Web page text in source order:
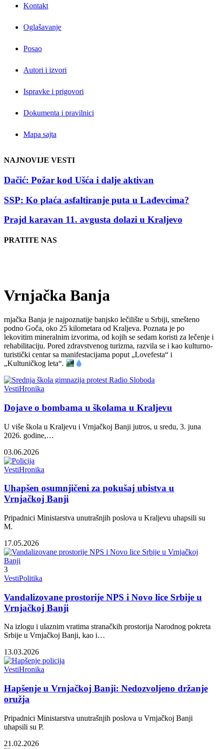
Kontakt
Oglašavanje
Posao
Autori i izvori
Ispravke i prigovori
Dokumenta i pravilnici
Mapa sajta
NAJNOVIJE VESTI
Dačić: Požar kod Ušća i dalje aktivan
SSP: Ko plaća asfaltiranje puta u Lađevcima?
Prajd karavan 11. avgusta dolazi u Kraljevo
PRATITE NAS
Vrnjačka Banja
rnjačka Banja je najpoznatije banjsko lečilište u Srbiji, smešteno
podno Goča, oko 25 kilometara od Kraljeva. Poznata je po
lekovitim mineralnim izvorima, od kojih se sedam koristi za lečenje i
rehabilitaciju. Pored zdravstvenog turizma, razvila se i kao kulturno-
turistički centar sa manifestacijama poput „Lovefesta“ i
„Kultuničkog leta“.
VestiHronika
Dojave o bombama u školama u Kraljevu
U više škola u Kraljevu i Vrnjačkoj Banji jutros, u sredu, 3. juna
2026. godine,…
03.06.2026
VestiHronika
Uhapšen osumnjičeni za pokušaj ubistva u
Vrnjačkoj Banji
Pripadnici Ministarstva unutrašnjih poslova u Kraljevu uhapsili su
M.
17.05.2026
3
VestiPolitika
Vandalizovane prostorije NPS i Novo lice Srbije u
Vrnjačkoj Banji
Na izlogu i ulaznim vratima stranačkih prostorija Narodnog pokreta
Srbije u Vrnjačkoj Banji, kao i…
13.03.2026
VestiHronika
Hapšenje u Vrnjačkoj Banji: Nedozvoljeno držanje
oružja
Pripadnici Ministarstva unutrašnjih poslova u Vrnjačkoj Banji
uhapsili su P.
21.02.2026